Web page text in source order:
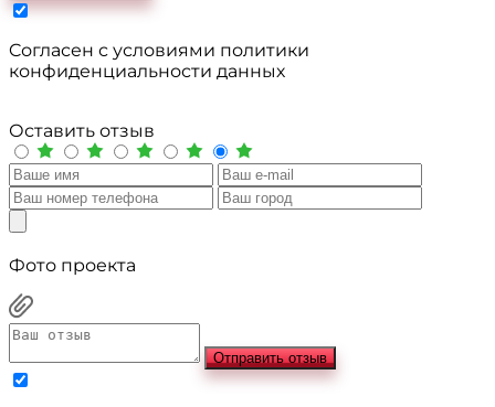
Cогласен с условиями политики
конфиденциальности данных
Оставить отзыв
Фото проекта
Отправить отзыв